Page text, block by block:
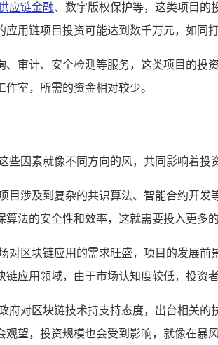
应链金融、数字版权保护等，这类项目的
用链项目投资可能达到数千万元，如同
、审计、安全检测等服务，这类项目的
室，所需的资金相对较少。
些因素就像不同方向的风，共同影响着投
目涉及到复杂的共识算法、智能合约开
法的安全性和效率，这就需要投入更多
对区块链应用的需求旺盛，项目的发展
应用领域，由于市场认知度较低，投
府对区块链技术持支持态度，出台相关
望，投资规模也会受到影响，就像在暴